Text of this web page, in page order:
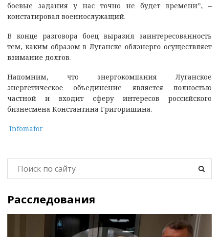
боевые задания у нас точно не будет времени”, –
констатировал военнослужащий.
В конце разговора боец выразил заинтересованность
тем, каким образом в Луганске облэнерго осуществляет
взимание долгов.
Напомним, что энергокомпания Луганское
энергетическое объединение является полностью
частной и входит сферу интересов российского
бизнесмена Константина Григоришина.
Infomator
Расследования